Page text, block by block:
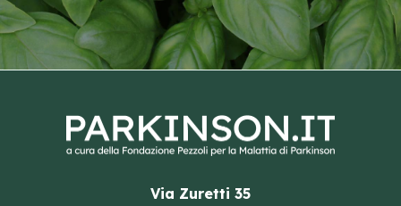
Via Zuretti 35